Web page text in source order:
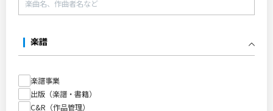
楽譜
楽譜事業
出版（楽譜・書籍）
C&R（作品管理）